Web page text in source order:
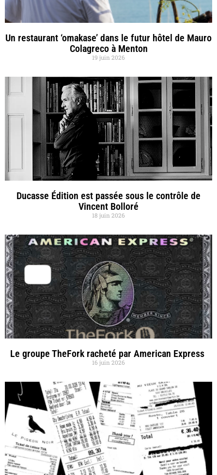
Un restaurant ‘omakase’ dans le futur hôtel de Mauro
Colagreco à Menton
19 juin 2026
Ducasse Édition est passée sous le contrôle de
Vincent Bolloré
18 juin 2026
Le groupe TheFork racheté par American Express
16 juin 2026